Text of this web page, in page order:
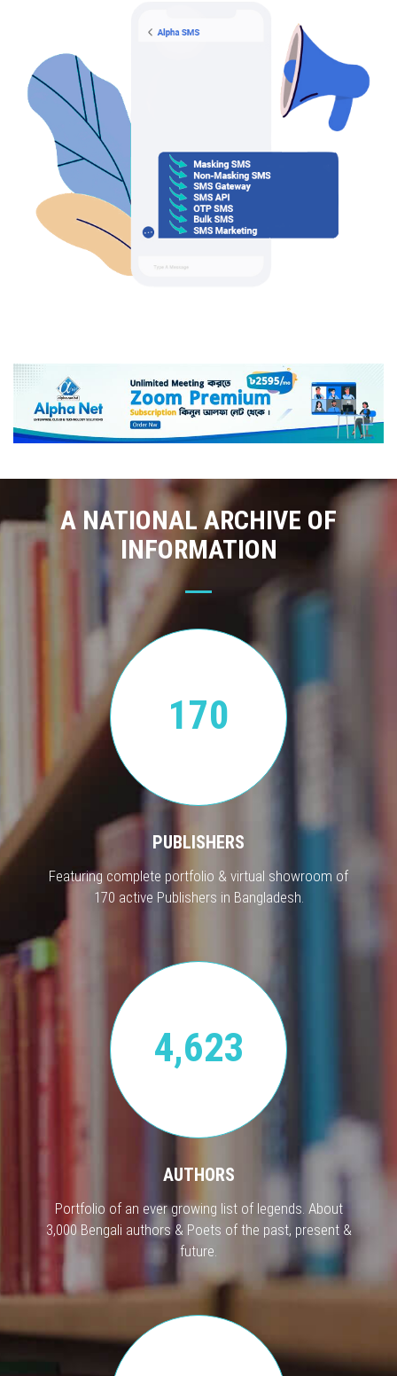
A NATIONAL ARCHIVE OF
INFORMATION
170
PUBLISHERS
Featuring complete portfolio & virtual showroom of
170 active Publishers in Bangladesh.
4,623
AUTHORS
Portfolio of an ever growing list of legends. About
3,000 Bengali authors & Poets of the past, present &
future.